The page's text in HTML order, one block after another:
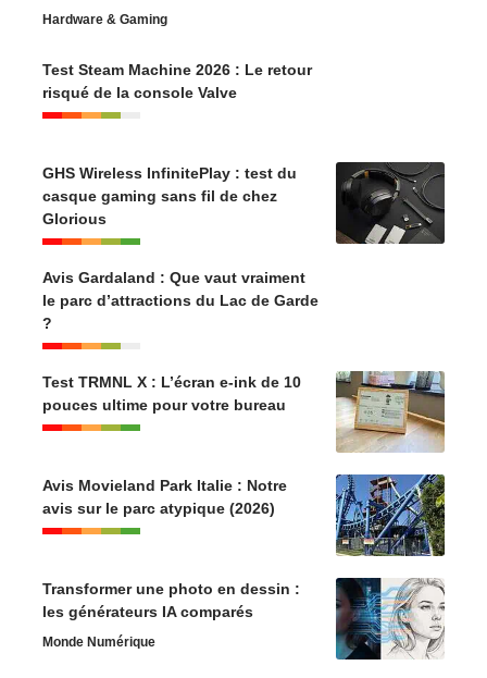
Hardware & Gaming
Test Steam Machine 2026 : Le retour
risqué de la console Valve
GHS Wireless InfinitePlay : test du
casque gaming sans fil de chez
Glorious
Avis Gardaland : Que vaut vraiment
le parc d’attractions du Lac de Garde
?
Test TRMNL X : L’écran e-ink de 10
pouces ultime pour votre bureau
Avis Movieland Park Italie : Notre
avis sur le parc atypique (2026)
Transformer une photo en dessin :
les générateurs IA comparés
Monde Numérique